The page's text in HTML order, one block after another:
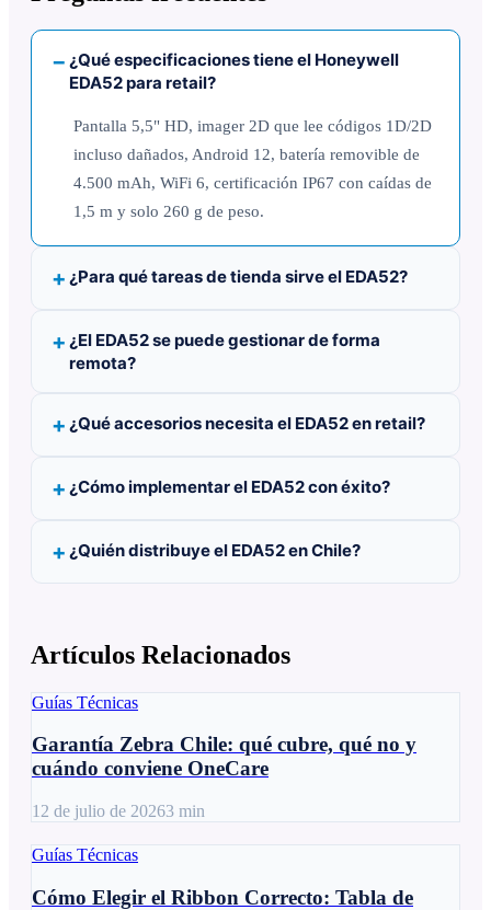
¿Qué especificaciones tiene el Honeywell
EDA52 para retail?
Pantalla 5,5" HD, imager 2D que lee códigos 1D/2D
incluso dañados, Android 12, batería removible de
4.500 mAh, WiFi 6, certificación IP67 con caídas de
1,5 m y solo 260 g de peso.
¿Para qué tareas de tienda sirve el EDA52?
¿El EDA52 se puede gestionar de forma
remota?
¿Qué accesorios necesita el EDA52 en retail?
¿Cómo implementar el EDA52 con éxito?
¿Quién distribuye el EDA52 en Chile?
Artículos Relacionados
Guías Técnicas
Garantía Zebra Chile: qué cubre, qué no y
cuándo conviene OneCare
12 de julio de 20263 min
Guías Técnicas
Cómo Elegir el Ribbon Correcto: Tabla de